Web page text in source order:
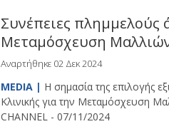
Συνέπειες πλημμελούς
Μεταμόσχευση
Αναρτήθηκε 02 Δεκ 2024
MEDIA | Η σημασία της επιλογής
Κλινικής για την Μεταμόσχευση
CHANNEL - 07/11/2024